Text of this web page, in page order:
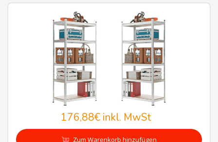
176,88€inkl. MwSt
Zum Warenkorb hinzufügen